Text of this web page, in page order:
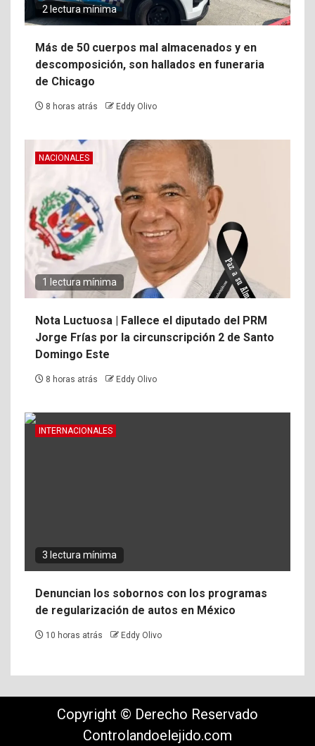
2 lectura mínima
Más de 50 cuerpos mal almacenados y en
descomposición, son hallados en funeraria
de Chicago
8 horas atrás Eddy Olivo
NACIONALES
1 lectura mínima
Nota Luctuosa | Fallece el diputado del PRM
Jorge Frías por la circunscripción 2 de Santo
Domingo Este
8 horas atrás Eddy Olivo
INTERNACIONALES
3 lectura mínima
Denuncian los sobornos con los programas
de regularización de autos en México
10 horas atrás Eddy Olivo
Copyright © Derecho Reservado
Controlandoelejido.com